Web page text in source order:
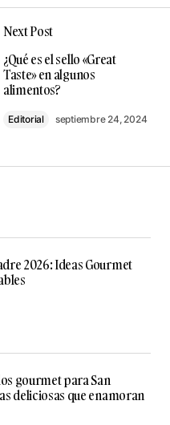
ha parecido un poco
la costumbre de
logo pretende buscar
parece estupendo, a
va gustando más…
esta marca es un
tradicional
no será
están
Next Post
¿Qué es el sello «Great
Taste» en algunos
alimentos?
Editorial septiembre 24, 2024
2026: Ideas Gourmet
gourmet para San
deliciosas que enamoran